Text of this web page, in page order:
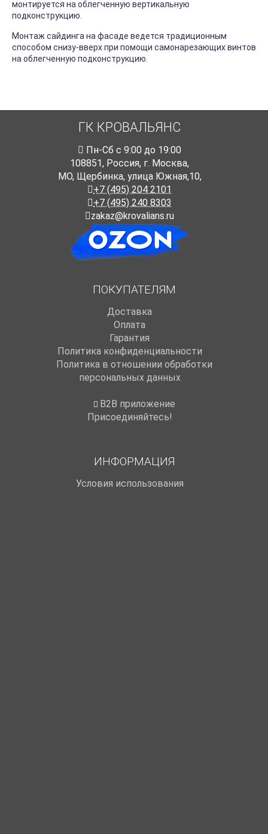
монтируется на облегченную вертикальную
подконструкцию.
Монтаж сайдинга на фасаде ведется традиционным
способом снизу-вверх при помощи самонарезающих винтов
на облегченную подконструкцию.
ГК КРОВАЛЬЯНС
Пн-Cб с 9:00 до 19:00
108851, Россия, г. Москва,
МО, Щербинка, улица Южная,10,
+7 (495) 204 2101
+7 (495) 240 8303
zakaz@krovalians.ru
ПОКУПАТЕЛЯМ
Доставка
Оплата
Гарантия
Политика конфиденциальности
Политика в отношении обработки
персональных данных
B2B приложение
Присоединяйтесь!
ИНФОРМАЦИЯ
Условия использования